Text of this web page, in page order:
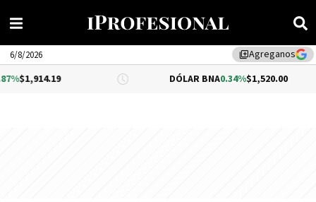
library_addAgreganos
6/8/2026
DÓLAR BNA 0.34%$1,520.00